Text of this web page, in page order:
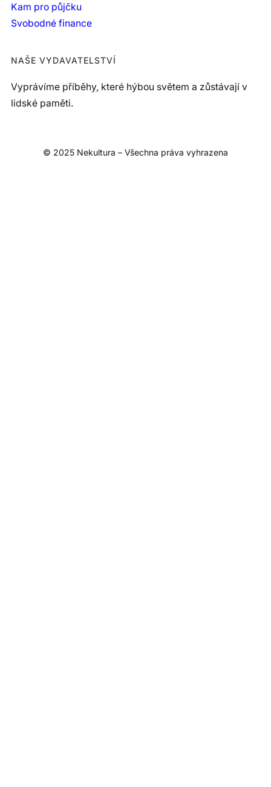
Kam pro půjčku
Svobodné finance
NAŠE VYDAVATELSTVÍ
Vyprávíme příběhy, které hýbou světem a zůstávají v
lidské paměti.
© 2025 Nekultura – Všechna práva vyhrazena